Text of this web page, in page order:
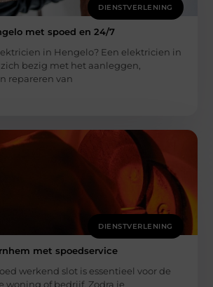
DIENSTVERLENING
met spoed en 24/7
in Hengelo? Een elektricien in
bezig met het aanleggen,
repareren van
DIENSTVERLENING
met spoedservice
werkend slot is essentieel voor de
woning of bedrijf. Zodra je